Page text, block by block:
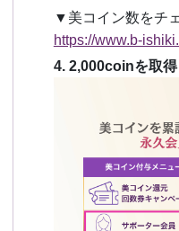
▼美コイン数をチ
https://www.b-
4. 2,000coinを取